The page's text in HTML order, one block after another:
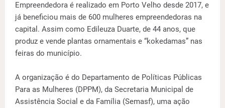
Empreendedora é realizado em Porto Velho desde 2017, e
já beneficiou mais de 600 mulheres empreendedoras na
capital. Assim como Edileuza Duarte, de 44 anos, que
produz e vende plantas ornamentais e “kokedamas” nas
feiras do município.
A organização é do Departamento de Políticas Públicas
Para as Mulheres (DPPM), da Secretaria Municipal de
Assistência Social e da Família (Semasf), uma ação